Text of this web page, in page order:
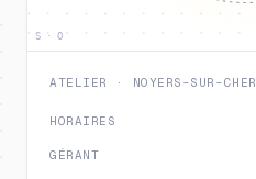
S · O
ATELIER · NOYERS-SUR-CHER
HORAIRES
GÉRANT